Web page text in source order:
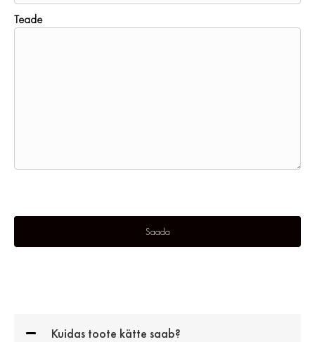
Teade
Kuidas toote kätte saab?